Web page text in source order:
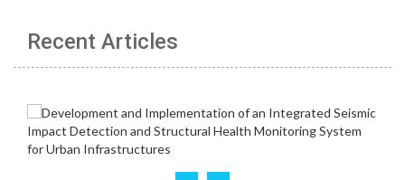
Recent Articles